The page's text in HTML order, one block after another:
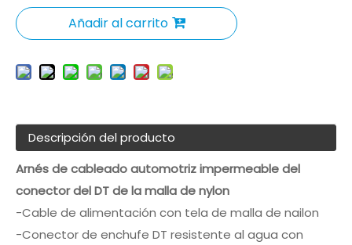
Añadir al carrito
Descripción del producto
Arnés de cableado automotriz impermeable del
conector del DT de la malla de nylon
-Cable de alimentación con tela de malla de nailon
-Conector de enchufe DT resistente al agua con